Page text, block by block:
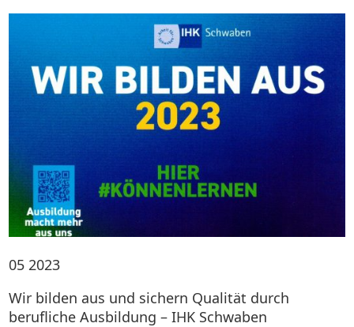
05 2023
Wir bilden aus und sichern Qualität durch
berufliche Ausbildung – IHK Schwaben